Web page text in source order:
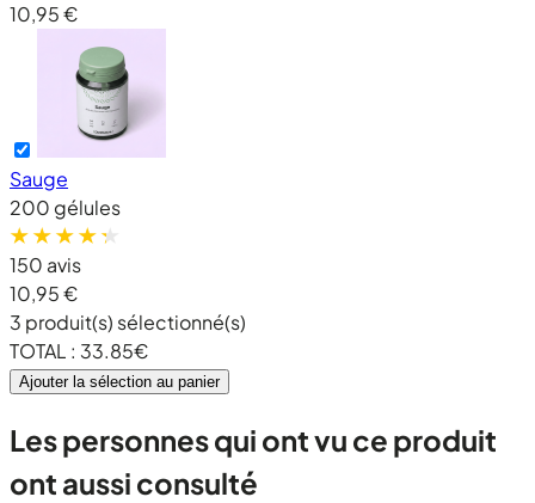
10,95 €
Sauge
200 gélules
150 avis
10,95 €
3 produit(s) sélectionné(s)
TOTAL : 33.85€
Ajouter la sélection au panier
Les personnes qui ont vu ce produit
ont aussi consulté